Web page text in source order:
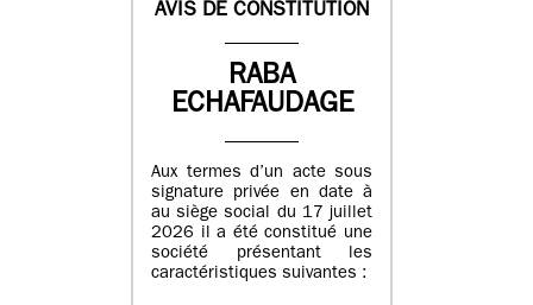
AVIS DE CONSTITUTION
RABA
ECHAFAUDAGE
Aux termes d’un acte sous
signature privée en date à
au siège social du 17 juillet
2026 il a été constitué une
société présentant les
caractéristiques suivantes :